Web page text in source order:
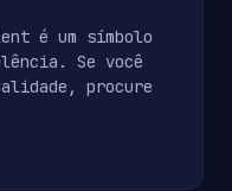
é um símbolo
Se você
procure